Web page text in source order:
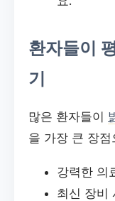
환자들이
기
많은 환자들이
을 가장 큰 장
강력한 의
최신 장비